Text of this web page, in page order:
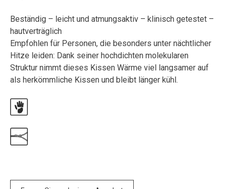
Beständig – leicht und atmungsaktiv – klinisch getestet –
hautverträglich
Empfohlen für Personen, die besonders unter nächtlicher
Hitze leiden: Dank seiner hochdichten molekularen
Struktur nimmt dieses Kissen Wärme viel langsamer auf
als herkömmliche Kissen und bleibt länger kühl.